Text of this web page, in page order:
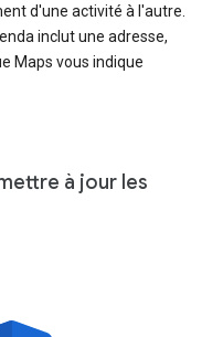
d'une activité à l'autre.
inclut une adresse,
Maps vous indique
à jour les